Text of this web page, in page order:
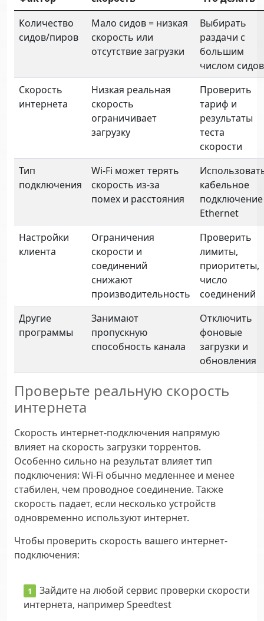
Количество
сидов/пиров
Мало сидов = низкая
скорость или
отсутствие загрузки
Выбирать
раздачи с
большим
числом сидов
Скорость
интернета
Низкая реальная
скорость
ограничивает
загрузку
Проверить
тариф и
результаты
теста
скорости
Тип
подключения
Wi-Fi может терять
скорость из-за
помех и расстояния
кабельное
подключение
Ethernet
Настройки
клиента
Ограничения
скорости и
соединений
снижают
производительность
Проверить
лимиты,
приоритеты,
число
соединений
Другие
программы
Занимают
пропускную
способность канала
Отключить
фоновые
загрузки и
обновления
Проверьте реальную скорость
интернета
Скорость интернет-подключения напрямую
влияет на скорость загрузки торрентов.
Особенно сильно на результат влияет тип
подключения: Wi-Fi обычно медленнее и менее
стабилен, чем проводное соединение. Также
скорость падает, если несколько устройств
одновременно используют интернет.
Чтобы проверить скорость вашего интернет-
подключения:
Зайдите на любой сервис проверки скорости
интернета, например Speedtest